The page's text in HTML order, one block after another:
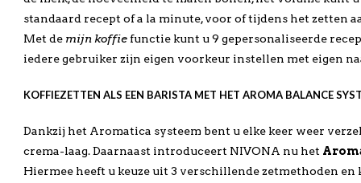
standaard recept of a la minute, voor of tijdens het zetten
Met de mijn koffiefunctie kunt u 9 gepersonaliseerde
iedere gebruiker zijn eigen voorkeur instellen met eigen
KOFFIEZETTEN ALS EEN BARISTA MET HET AROMA BALANCE
Dankzij het Aromatica systeem bent u elke keer weer
crema-laag. Daarnaast introduceert NIVONA nu het
Hiermee heeft u keuze uit 3 verschillende zetmethoden